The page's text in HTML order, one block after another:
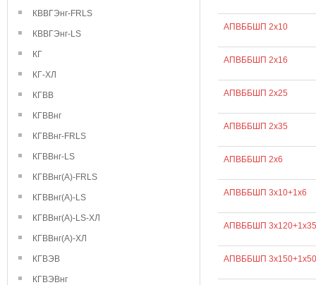
КВВГЭнг-FRLS
КВВГЭнг-LS
КГ
КГ-ХЛ
КГВВ
КГВВнг
КГВВнг-FRLS
КГВВнг-LS
КГВВнг(А)-FRLS
КГВВнг(А)-LS
КГВВнг(А)-LS-ХЛ
КГВВнг(А)-ХЛ
КГВЭВ
КГВЭВнг
АПВББШП 2х10
АПВББШП 2х16
АПВББШП 2х25
АПВББШП 2х35
АПВББШП 2х6
АПВББШП 3х10+1х6
АПВББШП 3х120+1х35
АПВББШП 3х150+1х50